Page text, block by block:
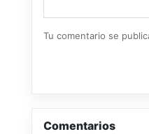
Tu comentario se
Comentarios